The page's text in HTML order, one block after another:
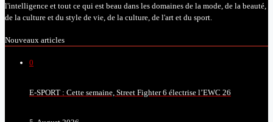
l'intelligence et tout ce qui est beau dans les domaines de la mode, de la beauté,
de la culture et du style de vie, de la culture, de l'art et du sport.
Nouveaux articles
0
E-SPORT : Cette semaine, Street Fighter 6 électrise l’EWC 26